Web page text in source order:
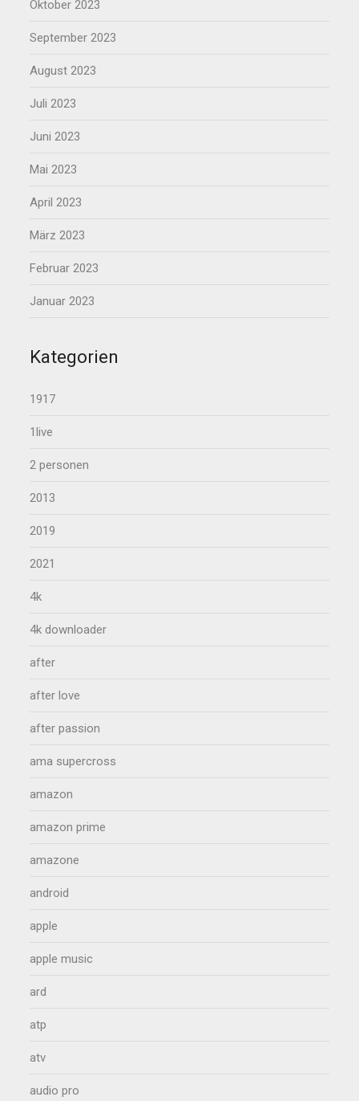
Oktober 2023
September 2023
August 2023
Juli 2023
Juni 2023
Mai 2023
April 2023
März 2023
Februar 2023
Januar 2023
Kategorien
1917
1live
2 personen
2013
2019
2021
4k
4k downloader
after
after love
after passion
ama supercross
amazon
amazon prime
amazone
android
apple
apple music
ard
atp
atv
audio pro